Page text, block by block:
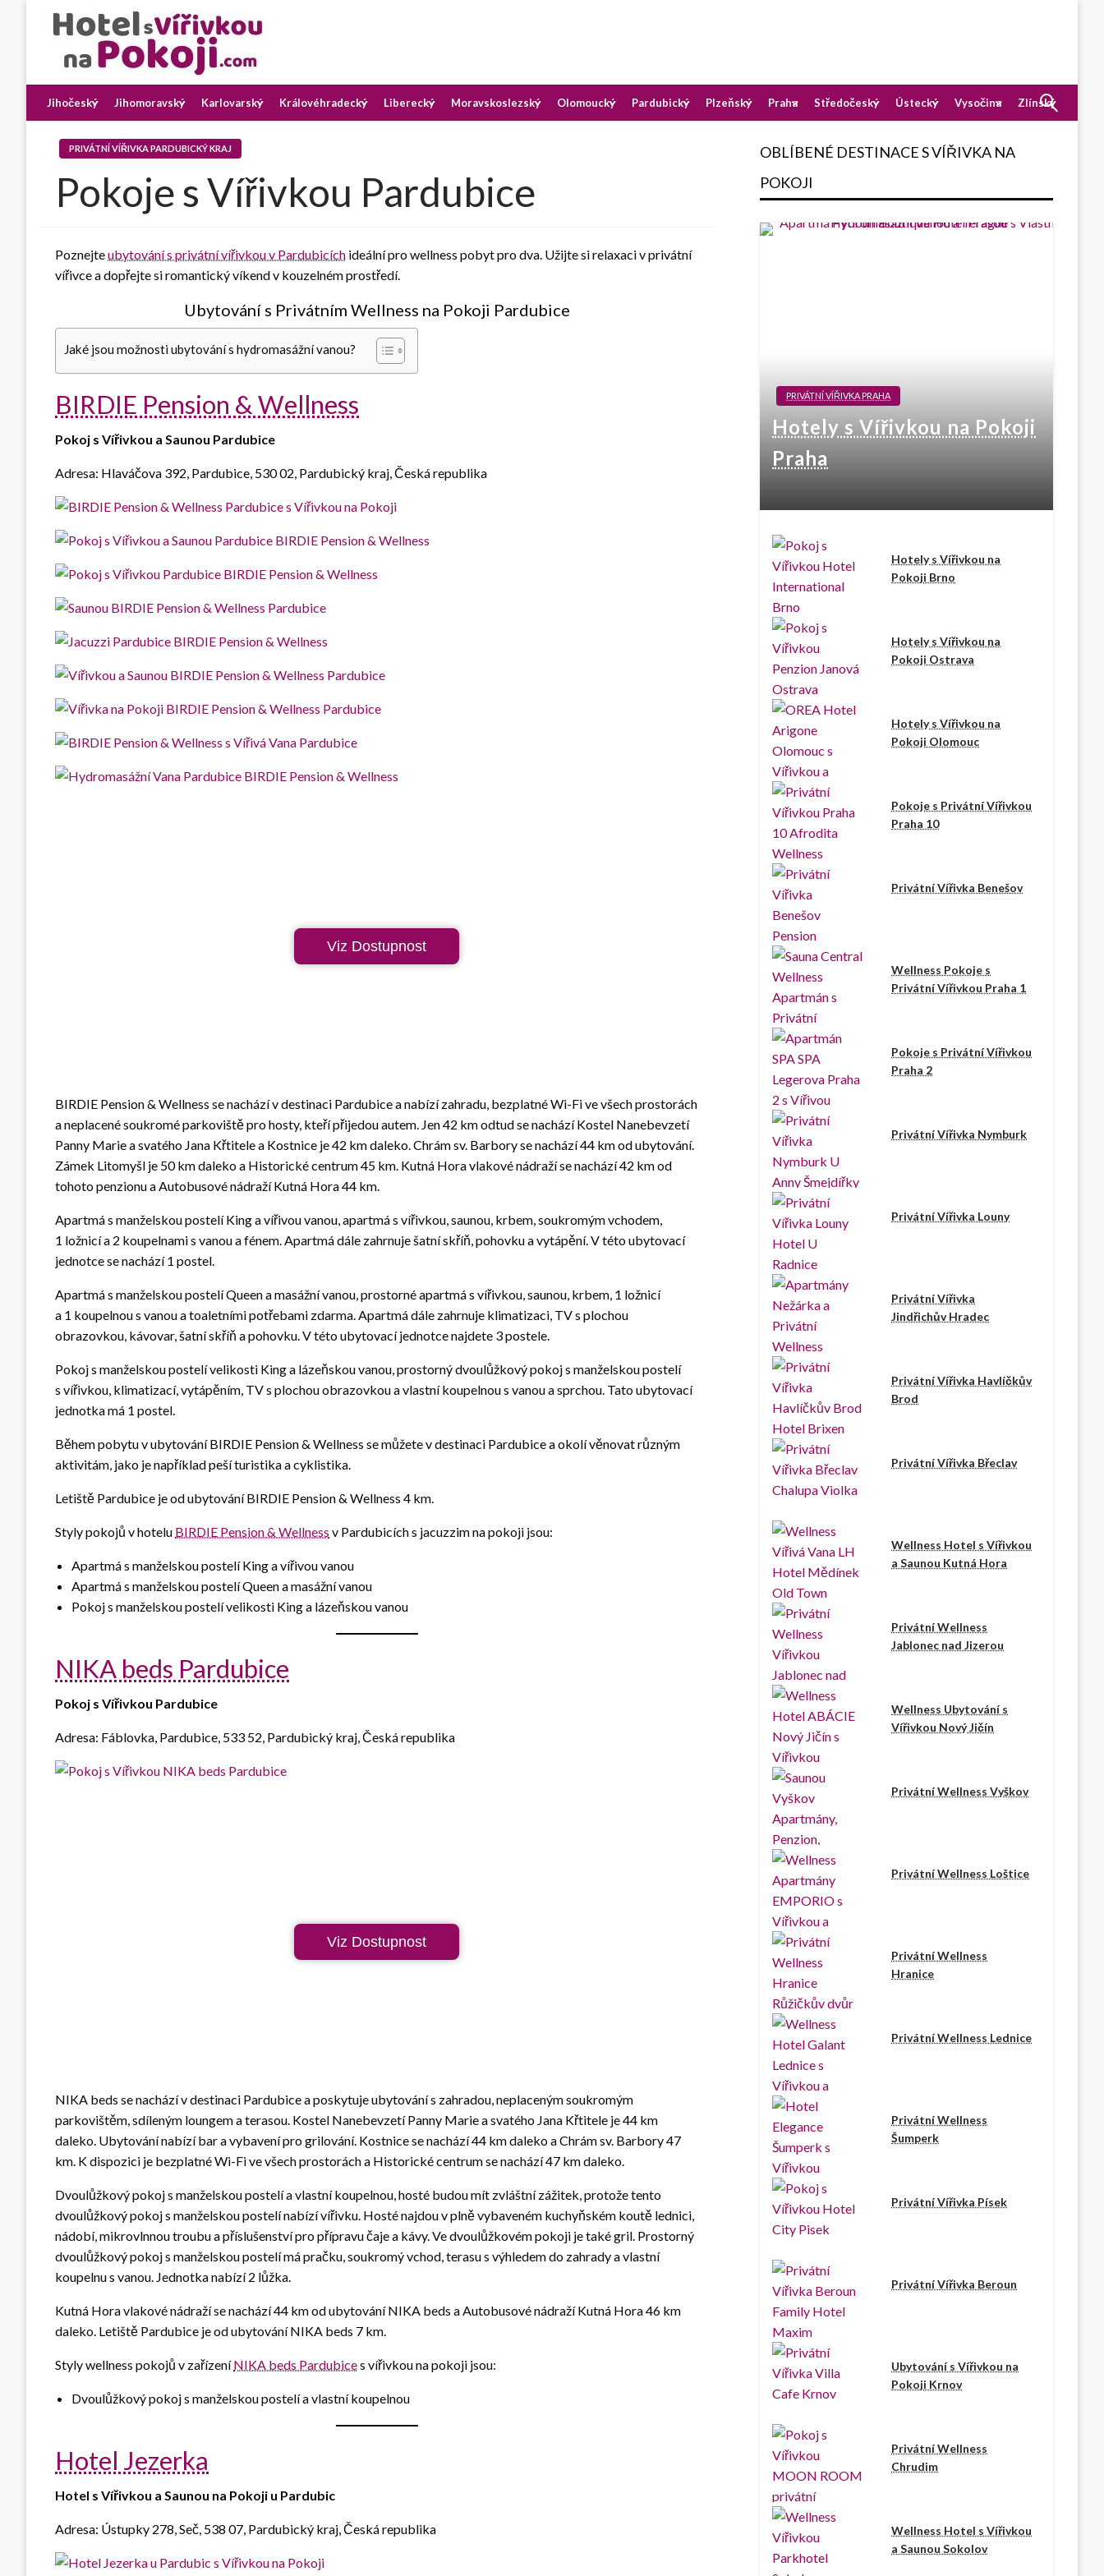
Hotel s Vířivkou na Pokoji
Najděte si romantický pobyt pro dvě osoby s vířivkou na pokoji v destinaci, kterou preferujete
Jihočeský Jihomoravský Karlovarský Královéhradecký Liberecký Moravskoslezský Olomoucký Pardubický Plzeňský Praha Středočeský Ústecký Vysočina Zlínský
PRIVÁTNÍ VÍŘIVKA PARDUBICKÝ KRAJ
Pokoje s Vířivkou Pardubice
Poznejteubytování s privátní vířivkou v Pardubicích ideální pro wellness pobyt pro dva. Užijte si relaxaci v privátní
vířivce a dopřejte si romantický víkend v kouzelném prostředí.
Ubytování s Privátním Wellness na Pokoji Pardubice
Jaké jsou možnosti ubytování s hydromasážní vanou?
BIRDIE Pension & Wellness
Pokoj s Vířivkou a Saunou Pardubice
Adresa: Hlaváčova 392, Pardubice, 530 02, Pardubický kraj, Česká republika
Viz Dostupnost
BIRDIE Pension & Wellness se nachází v destinaci Pardubice a nabízí zahradu, bezplatné Wi-Fi ve všech prostorách
a neplacené soukromé parkoviště pro hosty, kteří přijedou autem. Jen 42 km odtud se nachází Kostel Nanebevzetí
Panny Marie a svatého Jana Křtitele a Kostnice je 42 km daleko. Chrám sv. Barbory se nachází 44 km od ubytování.
Zámek Litomyšl je 50 km daleko a Historické centrum 45 km. Kutná Hora vlakové nádraží se nachází 42 km od
tohoto penzionu a Autobusové nádraží Kutná Hora 44 km.
Apartmá s manželskou postelí King a vířivou vanou, apartmá s vířivkou, saunou, krbem, soukromým vchodem,
1 ložnicí a 2 koupelnami s vanou a fénem. Apartmá dále zahrnuje šatní skříň, pohovku a vytápění. V této ubytovací
jednotce se nachází 1 postel.
Apartmá s manželskou postelí Queen a masážní vanou, prostorné apartmá s vířivkou, saunou, krbem, 1 ložnicí
a 1 koupelnou s vanou a toaletními potřebami zdarma. Apartmá dále zahrnuje klimatizaci, TV s plochou
obrazovkou, kávovar, šatní skříň a pohovku. V této ubytovací jednotce najdete 3 postele.
Pokoj s manželskou postelí velikosti King a lázeňskou vanou, prostorný dvoulůžkový pokoj s manželskou postelí
s vířivkou, klimatizací, vytápěním, TV s plochou obrazovkou a vlastní koupelnou s vanou a sprchou. Tato ubytovací
jednotka má 1 postel.
Během pobytu v ubytování BIRDIE Pension & Wellness se můžete v destinaci Pardubice a okolí věnovat různým
aktivitám, jako je například peší turistika a cyklistika.
Letiště Pardubice je od ubytování BIRDIE Pension & Wellness 4 km.
Styly pokojů v hotelu BIRDIE Pension & Wellness v Pardubicích s jacuzzim na pokoji jsou:
Apartmá s manželskou postelí King a vířivou vanou
Apartmá s manželskou postelí Queen a masážní vanou
Pokoj s manželskou postelí velikosti King a lázeňskou vanou
NIKA beds Pardubice
Pokoj s Vířivkou Pardubice
Adresa: Fáblovka, Pardubice, 533 52, Pardubický kraj, Česká republika
Viz Dostupnost
NIKA beds se nachází v destinaci Pardubice a poskytuje ubytování s zahradou, neplaceným soukromým
parkovištěm, sdíleným loungem a terasou. Kostel Nanebevzetí Panny Marie a svatého Jana Křtitele je 44 km
daleko. Ubytování nabízí bar a vybavení pro grilování. Kostnice se nachází 44 km daleko a Chrám sv. Barbory 47
km. K dispozici je bezplatné Wi-Fi ve všech prostorách a Historické centrum se nachází 47 km daleko.
Dvoulůžkový pokoj s manželskou postelí a vlastní koupelnou, hosté budou mít zvláštní zážitek, protože tento
dvoulůžkový pokoj s manželskou postelí nabízí vířivku. Hosté najdou v plně vybaveném kuchyňském koutě lednici,
nádobí, mikrovlnnou troubu a příslušenství pro přípravu čaje a kávy. Ve dvoulůžkovém pokoji je také gril. Prostorný
dvoulůžkový pokoj s manželskou postelí má pračku, soukromý vchod, terasu s výhledem do zahrady a vlastní
koupelnu s vanou. Jednotka nabízí 2 lůžka.
Kutná Hora vlakové nádraží se nachází 44 km od ubytování NIKA beds a Autobusové nádraží Kutná Hora 46 km
daleko. Letiště Pardubice je od ubytování NIKA beds 7 km.
Styly wellness pokojů v zařízeníNIKA beds Pardubices vířivkou na pokoji jsou:
Dvoulůžkový pokoj s manželskou postelí a vlastní koupelnou
Hotel Jezerka
Hotel s Vířivkou a Saunou na Pokoji u Pardubic
Adresa: Ústupky 278, Seč, 538 07, Pardubický kraj, Česká republika
OBLÍBENÉ DESTINACE S VÍŘIVKA NA
POKOJI
PRIVÁTNÍ VÍŘIVKA PRAHA
Hotely s Vířivkou na Pokoji
Praha
Hotely s Vířivkou na
Pokoji Brno
Hotely s Vířivkou na
Pokoji Ostrava
Hotely s Vířivkou na
Pokoji Olomouc
Pokoje s Privátní Vířivkou
Praha 10
Privátní Vířivka Benešov
Wellness Pokoje s
Privátní Vířivkou Praha 1
Pokoje s Privátní Vířivkou
Praha 2
Privátní Vířivka Nymburk
Privátní Vířivka Louny
Privátní Vířivka
Jindřichův Hradec
Privátní Vířivka Havlíčkův
Brod
Privátní Vířivka Břeclav
Wellness Hotel s Vířivkou
a Saunou Kutná Hora
Privátní Wellness
Jablonec nad Jizerou
Wellness Ubytování s
Vířivkou Nový Jičín
Privátní Wellness Vyškov
Privátní Wellness Loštice
Privátní Wellness
Hranice
Privátní Wellness Lednice
Privátní Wellness
Šumperk
Privátní Vířivka Písek
Privátní Vířivka Beroun
Ubytování s Vířivkou na
Pokoji Krnov
Privátní Wellness
Chrudim
Wellness Hotel s Vířivkou
a Saunou Sokolov